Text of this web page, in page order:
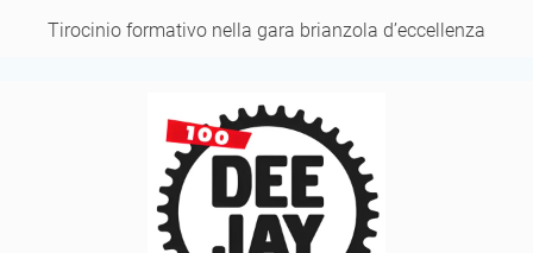
Tirocinio formativo nella gara brianzola d’eccellenza